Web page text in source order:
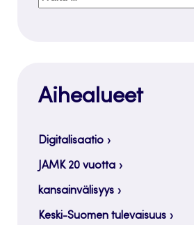
Aihealueet
Digitalisaatio
JAMK 20 vuotta
kansainvälisyys
Keski-Suomen tulevaisuus